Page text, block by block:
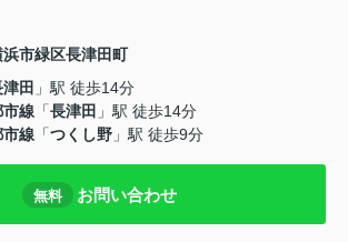
浜市緑区長津田町
田 」駅 徒歩14分
市線 「長津田 」駅 徒歩14分
市線 「つくし野 」駅 徒歩9分
無料 お問い合わせ